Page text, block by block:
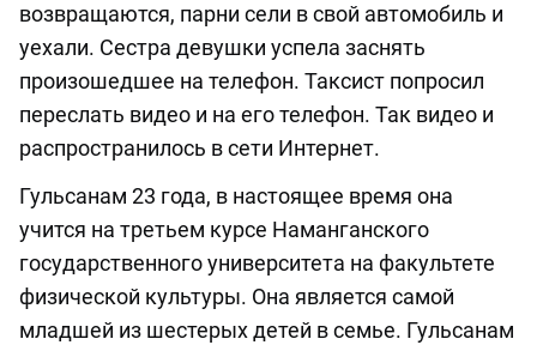
возвращаются, парни сели в свой автомобиль и
уехали. Сестра девушки успела заснять
произошедшее на телефон. Таксист попросил
переслать видео и на его телефон. Так видео и
распространилось в сети Интернет.
Гульсанам 23 года, в настоящее время она
учится на третьем курсе Наманганского
государственного университета на факультете
физической культуры. Она является самой
младшей из шестерых детей в семье. Гульсанам